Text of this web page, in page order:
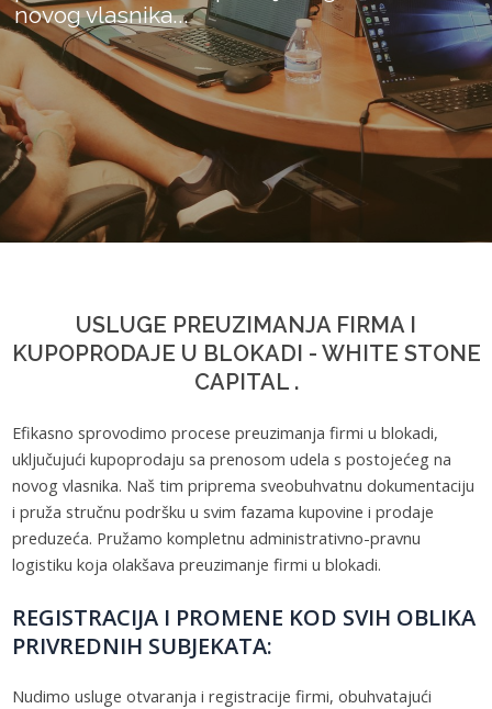
novog vlasnika...
USLUGE PREUZIMANJA FIRMA I
KUPOPRODAJE U BLOKADI - WHITE STONE
CAPITAL .
Efikasno sprovodimo procese preuzimanja firmi u blokadi,
uključujući kupoprodaju sa prenosom udela s postojećeg na
novog vlasnika. Naš tim priprema sveobuhvatnu dokumentaciju
i pruža stručnu podršku u svim fazama kupovine i prodaje
preduzeća. Pružamo kompletnu administrativno-pravnu
logistiku koja olakšava preuzimanje firmi u blokadi.
REGISTRACIJA I PROMENE KOD SVIH OBLIKA
PRIVREDNIH SUBJEKATA:
Nudimo usluge otvaranja i registracije firmi, obuhvatajući